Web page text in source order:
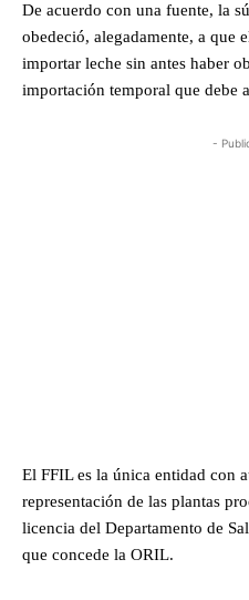
De acuerdo con una fuente, la
obedeció, alegadamente, a que
importar leche sin antes haber
importación temporal que debe
-
El FFIL es la única entidad con
representación de las plantas
licencia del Departamento de
que concede la ORIL.